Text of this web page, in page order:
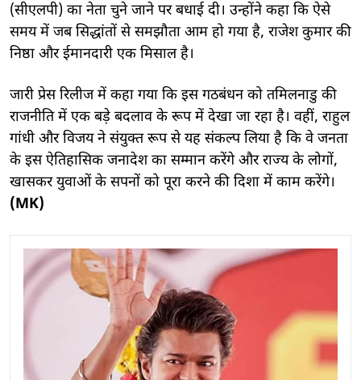
(सीएलपी) का नेता चुने जाने पर बधाई दी। उन्होंने कहा कि ऐसे
समय में जब सिद्धांतों से समझौता आम हो गया है, राजेश कुमार की
निष्ठा और ईमानदारी एक मिसाल है।
जारी प्रेस रिलीज में कहा गया कि इस गठबंधन को तमिलनाडु की
राजनीति में एक बड़े बदलाव के रूप में देखा जा रहा है। वहीं, राहुल
गांधी और विजय ने संयुक्त रूप से यह संकल्प लिया है कि वे जनता
के इस ऐतिहासिक जनादेश का सम्मान करेंगे और राज्य के लोगों,
खासकर युवाओं के सपनों को पूरा करने की दिशा में काम करेंगे।
(MK)